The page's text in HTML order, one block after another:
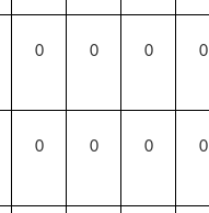
0 0 0 0
0 0 0 0